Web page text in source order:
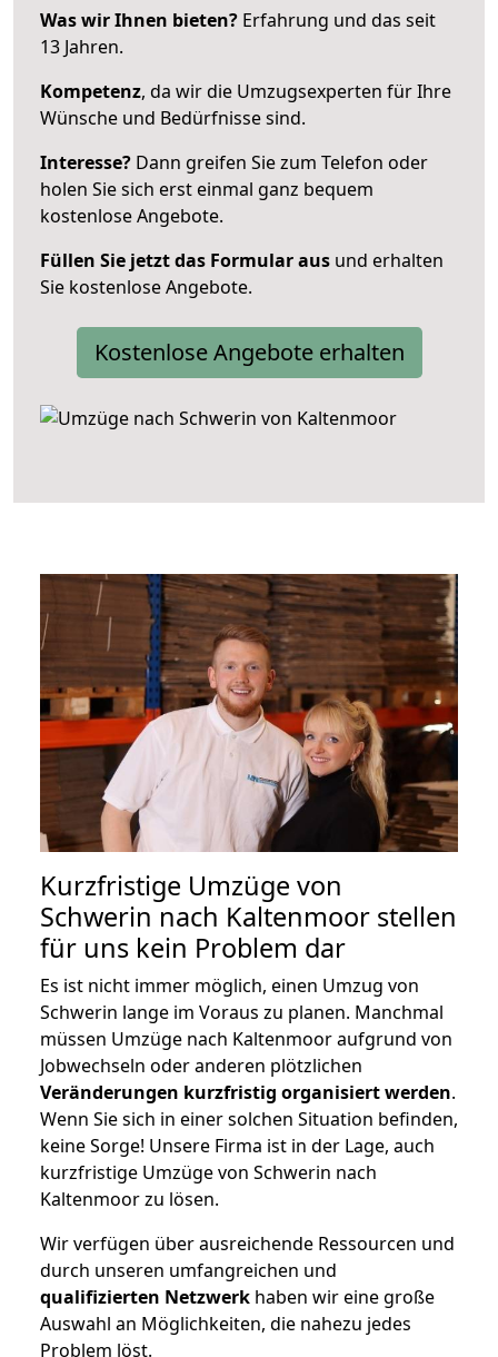
Was wir Ihnen bieten? Erfahrung und das seit
13 Jahren.
Kompetenz, da wir die Umzugsexperten für Ihre
Wünsche und Bedürfnisse sind.
Interesse? Dann greifen Sie zum Telefon oder
holen Sie sich erst einmal ganz bequem
kostenlose Angebote.
Füllen Sie jetzt das Formular aus und erhalten
Sie kostenlose Angebote.
Kostenlose Angebote erhalten
Kurzfristige Umzüge von
Schwerin nach Kaltenmoor stellen
für uns kein Problem dar
Es ist nicht immer möglich, einen Umzug von
Schwerin lange im Voraus zu planen. Manchmal
müssen Umzüge nach Kaltenmoor aufgrund von
Jobwechseln oder anderen plötzlichen
Veränderungen kurzfristig organisiert werden.
Wenn Sie sich in einer solchen Situation befinden,
keine Sorge! Unsere Firma ist in der Lage, auch
kurzfristige Umzüge von Schwerin nach
Kaltenmoor zu lösen.
Wir verfügen über ausreichende Ressourcen und
durch unseren umfangreichen und
qualifizierten Netzwerk haben wir eine große
Auswahl an Möglichkeiten, die nahezu jedes
Problem löst.